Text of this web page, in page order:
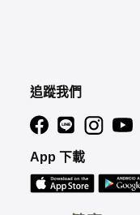
追蹤我們
App 下載